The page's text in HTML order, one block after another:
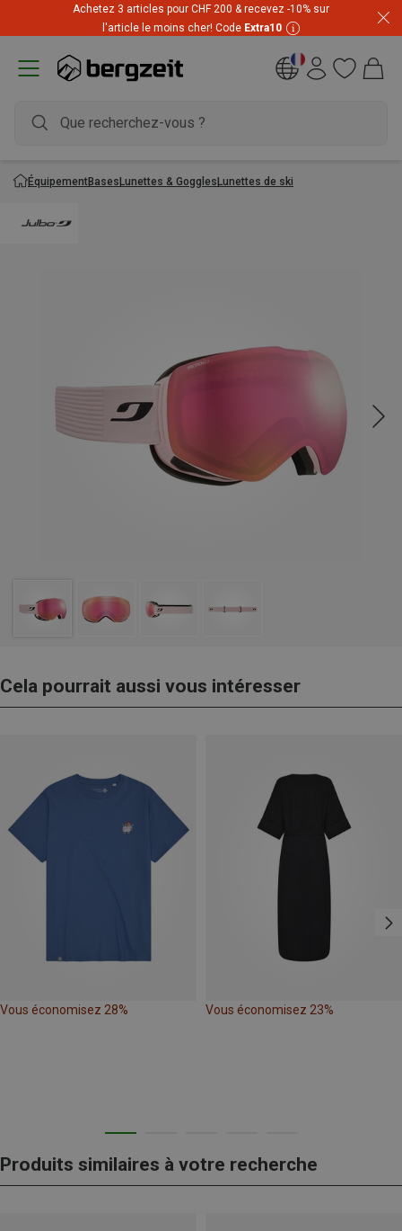
Achetez 3 articles pour CHF 200 & recevez -10% sur
l'article le moins cher! Code Extra10
ÉquipementBasesLunettes & GogglesLunettes de ski
Cela pourrait aussi vous intéresser
Vous économisez 28% Vous économisez 23%
Produits similaires à votre recherche